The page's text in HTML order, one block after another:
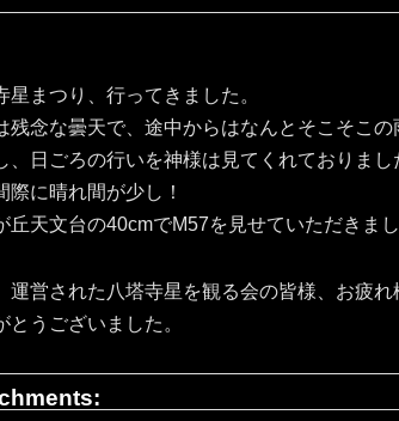
星まつり、行ってきました。
残念な曇天で、途中からはなんとそこそこの
、日ごろの行いを神様は見てくれておりまし
際に晴れ間が少し！
丘天文台の40cmでM57を見せていただきまし
運営された八塔寺星を観る会の皆様、お疲れ
とうございました。